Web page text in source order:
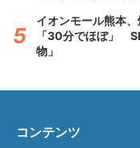
イオンモール熊本
「30分でほぼ」
物」
コンテンツ